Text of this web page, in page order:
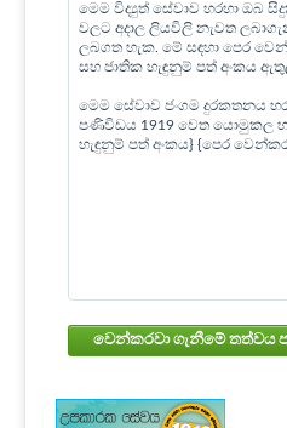
මෙම විද්‍යුත් සේවාව හරහා ඔබ
වලට අදාල ලියවිලි නැවත
ලබගත හැක. මේ සඳහා පෙර
සහ ජාතික හැඳුනුම් පත් අංකය
මෙම සේවාව ජංගම දුරකතනය
පණිවිඩය 1919 වෙත යොමුකල
හැඳුනුම් පත් අංකය} {පෙර